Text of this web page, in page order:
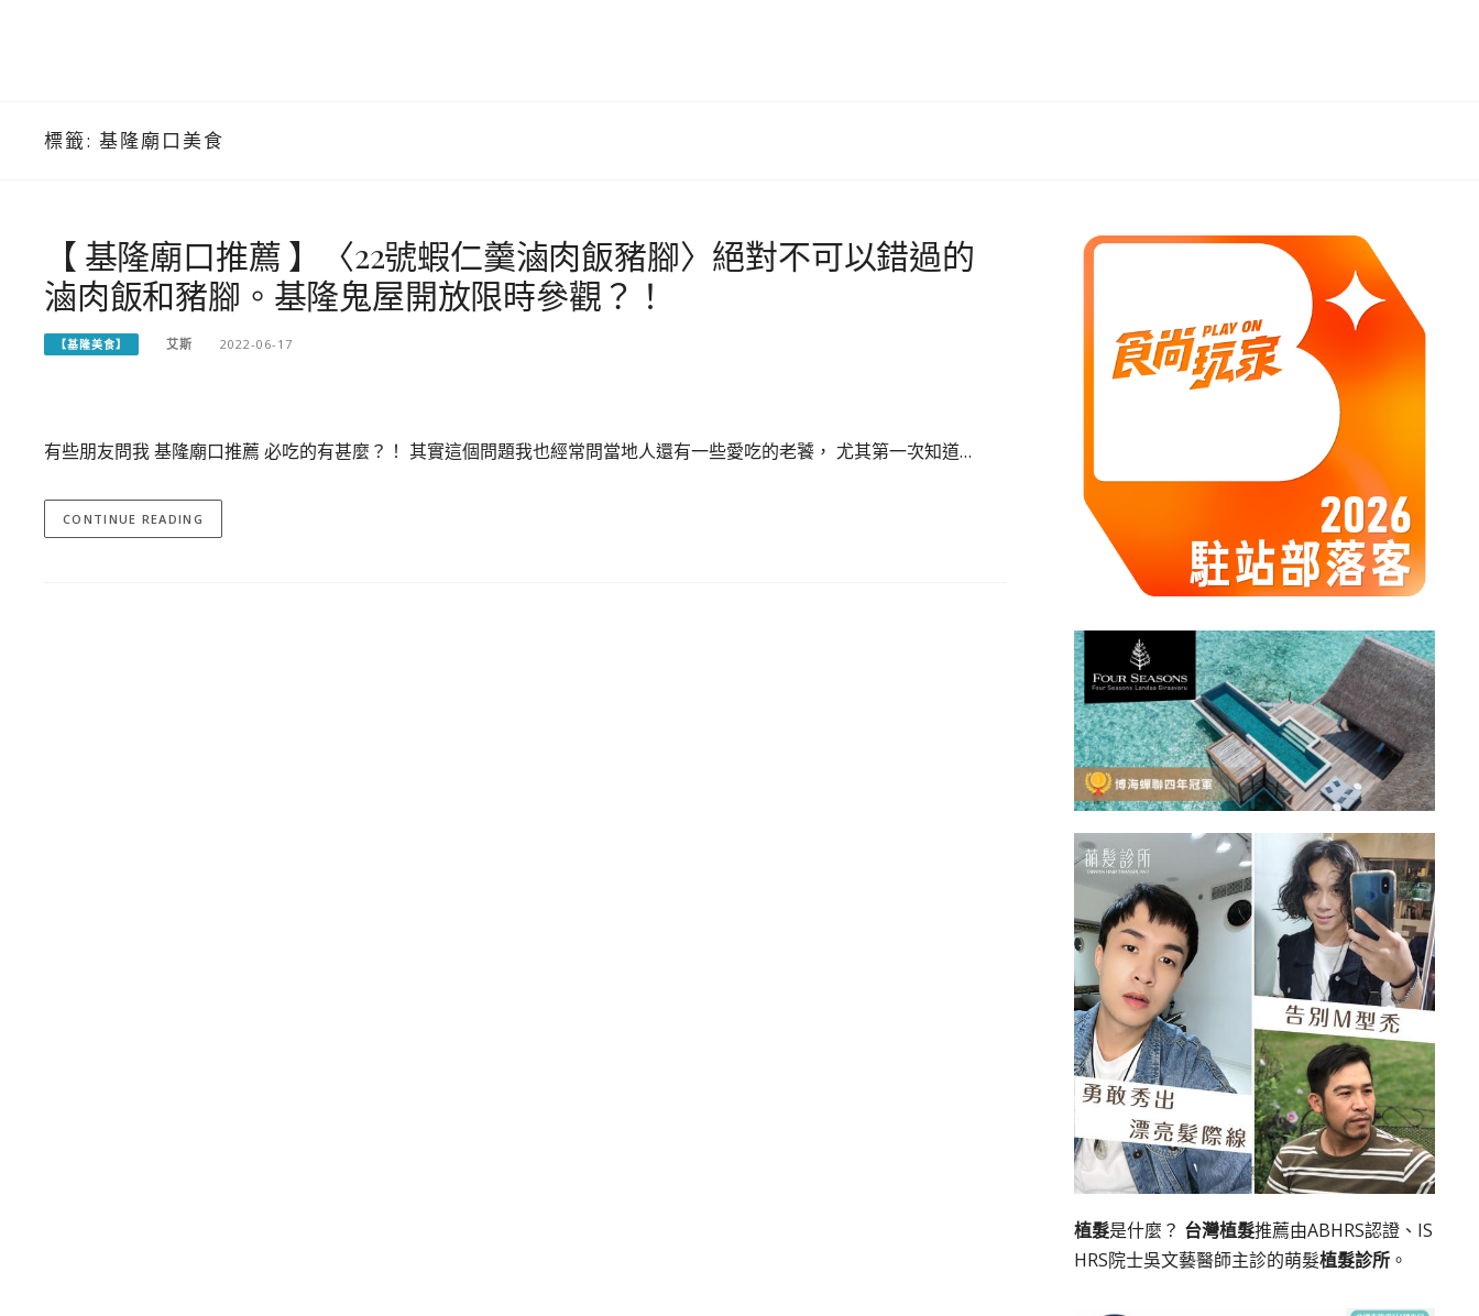
標籤: 基隆廟口美食
【 基隆廟口推薦 】〈22號蝦仁羹滷肉飯豬腳〉絕對不可以錯過的
滷肉飯和豬腳。基隆鬼屋開放限時參觀？！
【基隆美食】 艾斯 2022-06-17
有些朋友問我 基隆廟口推薦 必吃的有甚麼？！ 其實這個問題我也經常問當地人還有一些愛吃的老饕， 尤其第一次知道…
CONTINUE READING
植髮是什麼？ 台灣植髮推薦由ABHRS認證、IS
HRS院士吳文藝醫師主診的萌髮植髮診所。